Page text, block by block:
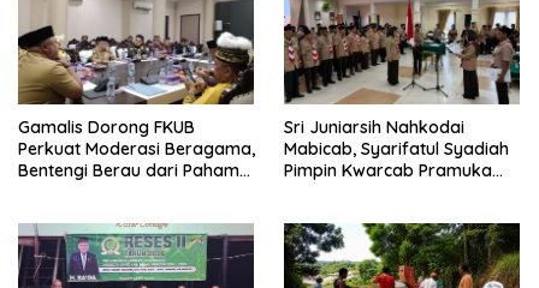
Gamalis Dorong FKUB
Perkuat Moderasi Beragama,
Bentengi Berau dari Paham
Sri Juniarsih Nahkodai
Mabicab, Syarifatul Syadiah
Pimpin Kwarcab Pramuka